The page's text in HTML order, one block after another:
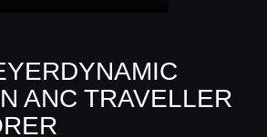
ANC TRAVELLER